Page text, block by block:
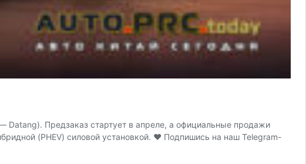
Datang). Предзаказ стартует в апреле, а официальные продажи
(PHEV) силовой установкой. ♥ Подпишись на наш Telegram-